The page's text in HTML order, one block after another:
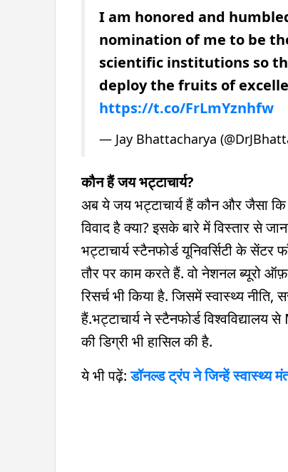
I am honored and
nomination of me to be
scientific institutions so
deploy the fruits of
https://t.co/FrLmYznhfw
— Jay Bhattacharya
कौन हैं जय भट्टाचार्य?
अब ये जय भट्टाचार्य हैं कौन और जैसा कि
विवाद है क्या? इसके बारे में विस्तार से
भट्टाचार्य स्टैनफोर्ड यूनिवर्सिटी के
तौर पर काम करते हैं. वो नेशनल ब्यूरो ऑफ़
रिसर्च भी किया है. जिसमें स्वास्थ्य
हैं.भट्टाचार्य ने स्टैनफोर्ड
की डिग्री भी हासिल की है.
ये भी पढ़ें:डॉनल्ड ट्रंप ने जिन्हें स्वास्थ्य